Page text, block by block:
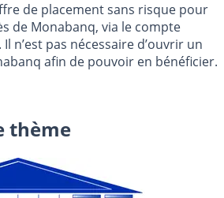
de placement sans risque pour
de Monabanq, via le compte
n’est pas nécessaire d’ouvrir un
afin de pouvoir en bénéficier.
thème